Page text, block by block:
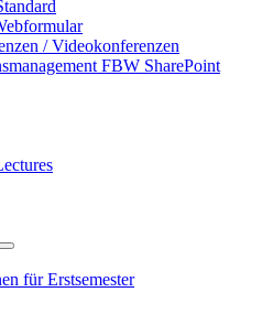
/ Videokonferenzen
FBW SharePoint
für Erstsemester